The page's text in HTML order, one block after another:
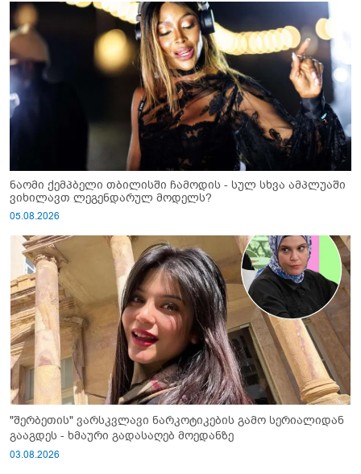
ნაომი ქემპბელი თბილისში ჩამოდის - სულ სხვა ამპლუაში
ვიხილავთ ლეგენდარულ მოდელს?
05.08.2026
"შერბეთის" ვარსკვლავი ნარკოტიკების გამო სერიალიდან
გააგდეს - ხმაური გადასაღებ მოედანზე
03.08.2026